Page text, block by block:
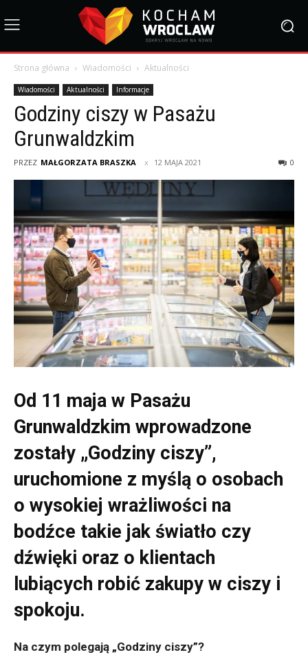
Strona główna Wiadomości Aktualności
Wiadomości Aktualności Informacje
Godziny ciszy w Pasażu
Grunwaldzkim
PRZEZ MAŁGORZATA BRASZKA 12 MAJA 2021 0
Od 11 maja w Pasażu
Grunwaldzkim wprowadzone
zostały „Godziny ciszy”,
uruchomione z myślą o osobach
o wysokiej wrażliwości na
bodźce takie jak światło czy
dźwięki oraz o klientach
lubiących robić zakupy w ciszy i
spokoju.
Na czym polegają „Godziny ciszy”?